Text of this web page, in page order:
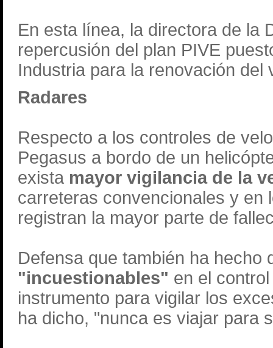
En esta línea, la directora de la
repercusión del plan PIVE
Industria para la renovación del
Radares
Respecto a los controles de
Pegasus a bordo de un
exista mayor vigilancia de la
carreteras convencionales y en
registran la mayor parte de
Defensa que también ha hecho
"incuestionables" en el
instrumento para vigilar los
ha dicho, "nunca es viajar para